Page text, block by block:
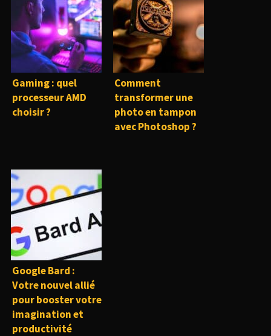
Gaming : quel
processeur AMD
choisir ?
Comment
transformer une
photo en tampon
avec Photoshop ?
Google Bard :
Votre nouvel allié
pour booster votre
imagination et
productivité